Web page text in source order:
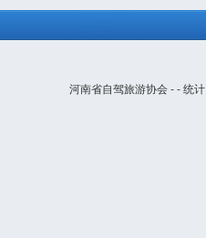
河南省自驾旅游协会 - - 统计